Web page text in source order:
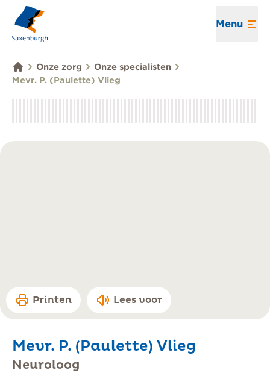
Menu
Onze zorg
Onze specialisten
Mevr. P. (Paulette) Vlieg
Printen Lees voor
Mevr. P. (Paulette) Vlieg
Neuroloog